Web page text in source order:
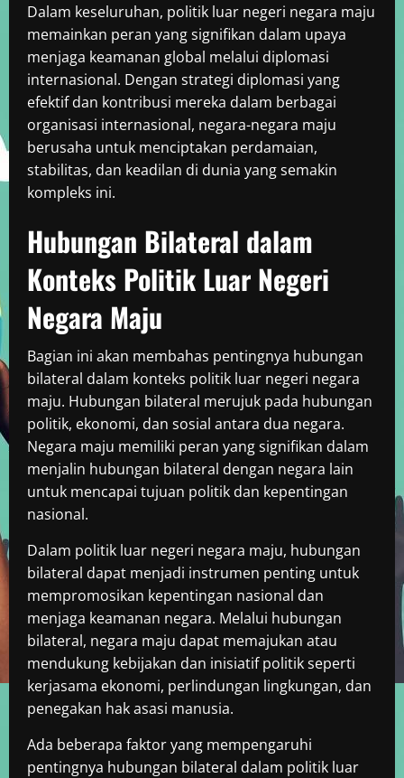
Dalam keseluruhan, politik luar negeri negara maju
memainkan peran yang signifikan dalam upaya
menjaga keamanan global melalui diplomasi
internasional. Dengan strategi diplomasi yang
efektif dan kontribusi mereka dalam berbagai
organisasi internasional, negara-negara maju
berusaha untuk menciptakan perdamaian,
stabilitas, dan keadilan di dunia yang semakin
kompleks ini.
Hubungan Bilateral dalam
Konteks Politik Luar Negeri
Negara Maju
Bagian ini akan membahas pentingnya hubungan
bilateral dalam konteks politik luar negeri negara
maju. Hubungan bilateral merujuk pada hubungan
politik, ekonomi, dan sosial antara dua negara.
Negara maju memiliki peran yang signifikan dalam
menjalin hubungan bilateral dengan negara lain
untuk mencapai tujuan politik dan kepentingan
nasional.
Dalam politik luar negeri negara maju, hubungan
bilateral dapat menjadi instrumen penting untuk
mempromosikan kepentingan nasional dan
menjaga keamanan negara. Melalui hubungan
bilateral, negara maju dapat memajukan atau
mendukung kebijakan dan inisiatif politik seperti
kerjasama ekonomi, perlindungan lingkungan, dan
penegakan hak asasi manusia.
Ada beberapa faktor yang mempengaruhi
pentingnya hubungan bilateral dalam politik luar